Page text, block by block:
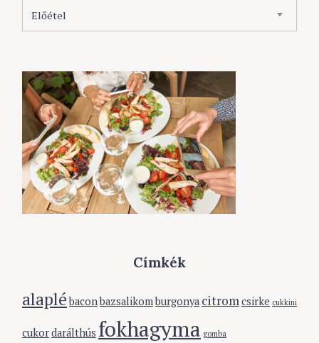
t
r
k
Előétel
Címkék
alaplé baconbazsalikomburgonya citromcsirke cukkini
cukordarálthús fokhagyma gomba